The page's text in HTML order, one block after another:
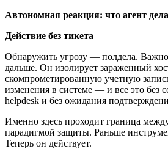
Автономная реакция: что агент
Действие без тикета
Обнаружить угрозу — полдела. Важно
дальше. Он изолирует зараженный
скомпрометированную учетную
изменения в системе — и все это без
helpdesk и без ожидания
Именно здесь проходит граница
парадигмой защиты. Раньше
Теперь он действует.